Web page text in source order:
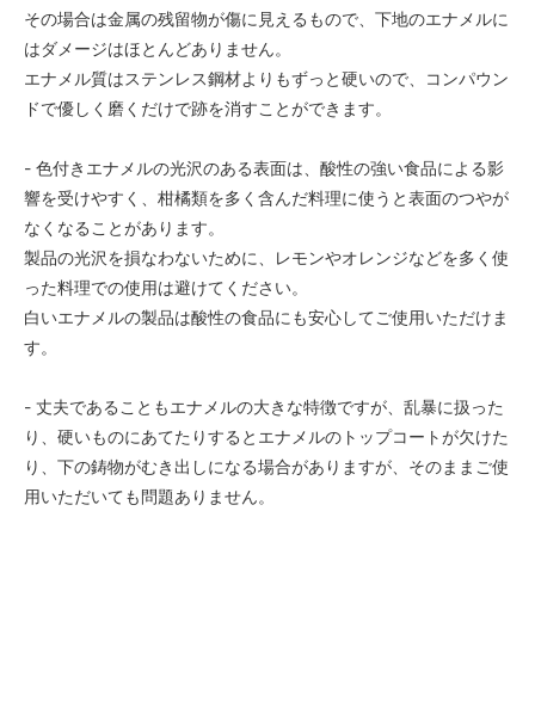
その場合は金属の残留物が傷に見えるもので、下地のエナメルに
はダメージはほとんどありません。
エナメル質はステンレス鋼材よりもずっと硬いので、コンパウン
ドで優しく磨くだけで跡を消すことができます。
- 色付きエナメルの光沢のある表面は、酸性の強い食品による影
響を受けやすく、柑橘類を多く含んだ料理に使うと表面のつやが
なくなることがあります。
製品の光沢を損なわないために、レモンやオレンジなどを多く使
った料理での使用は避けてください。
白いエナメルの製品は酸性の食品にも安心してご使用いただけま
す。
- 丈夫であることもエナメルの大きな特徴ですが、乱暴に扱った
り、硬いものにあてたりするとエナメルのトップコートが欠けた
り、下の鋳物がむき出しになる場合がありますが、そのままご使
用いただいても問題ありません。